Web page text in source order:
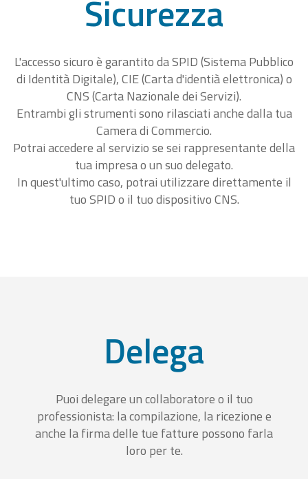
Sicurezza
L'accesso sicuro è garantito da SPID (Sistema Pubblico
di Identità Digitale), CIE (Carta d'identià elettronica) o
CNS (Carta Nazionale dei Servizi).
Entrambi gli strumenti sono rilasciati anche dalla tua
Camera di Commercio.
Potrai accedere al servizio se sei rappresentante della
tua impresa o un suo delegato.
In quest'ultimo caso, potrai utilizzare direttamente il
tuo SPID o il tuo dispositivo CNS.
Delega
Puoi delegare un collaboratore o il tuo
professionista: la compilazione, la ricezione e
anche la firma delle tue fatture possono farla
loro per te.